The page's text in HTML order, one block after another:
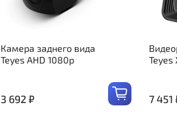
Камера заднего вида
Teyes AHD 1080p
3 692 ₽
Teyes
7 451